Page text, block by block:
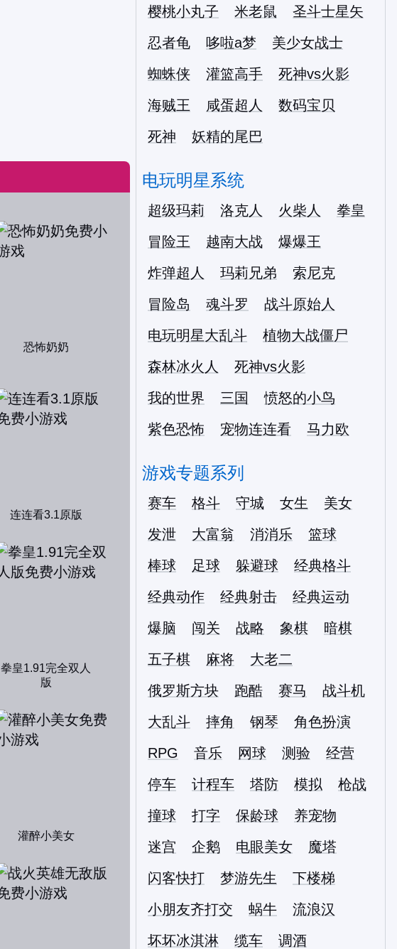
恐怖奶奶
连连看3.1原版
拳皇1.91完全双人
版
灌醉小美女
樱桃小丸子
米老鼠
圣斗士星矢
忍者龟
哆啦a梦
美少女战士
蜘蛛侠
灌篮高手
死神vs火影
海贼王
咸蛋超人
数码宝贝
死神
妖精的尾巴
电玩明星系统
超级玛莉 洛克人 火柴人
拳皇
冒险王
越南大战
爆爆王
炸弹超人
玛莉兄弟
索尼克
冒险岛
魂斗罗
战斗原始人
电玩明星大乱斗
植物大战僵尸
森林冰火人
死神vs火影
我的世界
三国
愤怒的小鸟
紫色恐怖
宠物连连看 马力欧
游戏专题系列
赛车 格斗 守城 女生
美女
发泄
大富翁 消消乐
篮球
棒球
足球 躲避球
经典格斗
经典动作
经典射击
经典运动
爆脑
闯关 战略 象棋
暗棋
五子棋
麻将
大老二
俄罗斯方块
跑酷 赛马
战斗机
大乱斗
摔角 钢琴
角色扮演
RPG
音乐 网球 测验
经营
停车
计程车 塔防 模拟
枪战
撞球
打字 保龄球
养宠物
迷宫
企鹅 电眼美女
魔塔
闪客快打
梦游先生
下楼梯
小朋友齐打交
蜗牛
流浪汉
坏坏冰淇淋
缆车
调酒